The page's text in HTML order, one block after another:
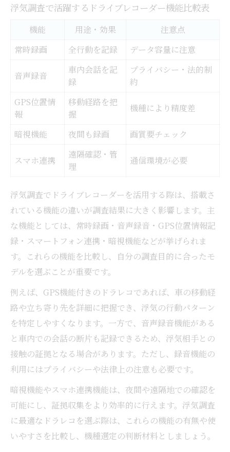
浮気調査中のデータ削除・オフ対策チェッ
ドラレコの証拠が消されるリスクとその防
削除や設定変更がばれる浮気調査の注意点
浮気調査でSDカード管理に失敗しないコツ
ドライブレコーダーのオフ操作に潜む危険
車内録音やGPS情報が示す有効証拠
浮気調査で有効な証拠の種類と比較早見表
車内録音データが浮気調査で役立つ理由
GPS情報から浮気調査に活かせる行動パタ
ーン
録音と映像の組み合わせで証拠力を高める
方法
浮気調査における直接証拠と状況証拠の違
相手にバレずに調査する注意点まとめ
浮気調査をバレずに進めるポイントまとめ
表
相手に気づかれないドラレコ設定の工夫
ドライブレコーダー浮気調査で失敗しない
バレないための証拠管理と運用術
浮気調査中の削除・オフ操作を防ぐ方法
浮気再発リスクを見極めた今後の戦略
浮気調査で活躍するドライブレコーダー機能比較表
機能 用途・効果
注意点
常時録画
全行動を記録 データ容量に注意
音声録音
車内会話を記
録
プライバシー・法的制
約
GPS位置情
報
移動経路を把
握
機種により精度差
暗視機能 夜間も録画 画質要チェック
スマホ連携
遠隔確認・管
理
通信環境が必要
浮気調査でドライブレコーダーを活用する際は、搭載さ
れている機能の違いが調査結果に大きく影響します。主
な機能としては、常時録画・音声録音・GPS位置情報記
録・スマートフォン連携・暗視機能などが挙げられま
す。これらの機能を比較し、自分の調査目的に合ったモ
デルを選ぶことが重要です。
例えば、GPS機能付きのドラレコであれば、車の移動経
路や立ち寄り先を詳細に把握でき、浮気の行動パターン
を特定しやすくなります。一方で、音声録音機能がある
と車内での会話の断片も記録できるため、浮気相手との
接触の証拠となる場合があります。ただし、録音機能の
利用にはプライバシーや法律上の注意も必要です。
暗視機能やスマホ連携機能は、夜間や遠隔地での確認を
可能にし、証拠収集をより効率的に行えます。浮気調査
に最適なドラレコを選ぶ際は、これらの機能の有無や使
いやすさを比較し、機種選定の判断材料としましょう。